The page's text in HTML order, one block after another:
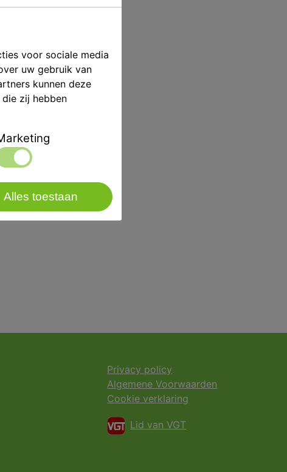
Privacy policy
Algemene Voorwaarden
Cookie verklaring
Lid van VGT
voor sociale media
uw gebruik van
kunnen deze
zij hebben
Alles toestaan